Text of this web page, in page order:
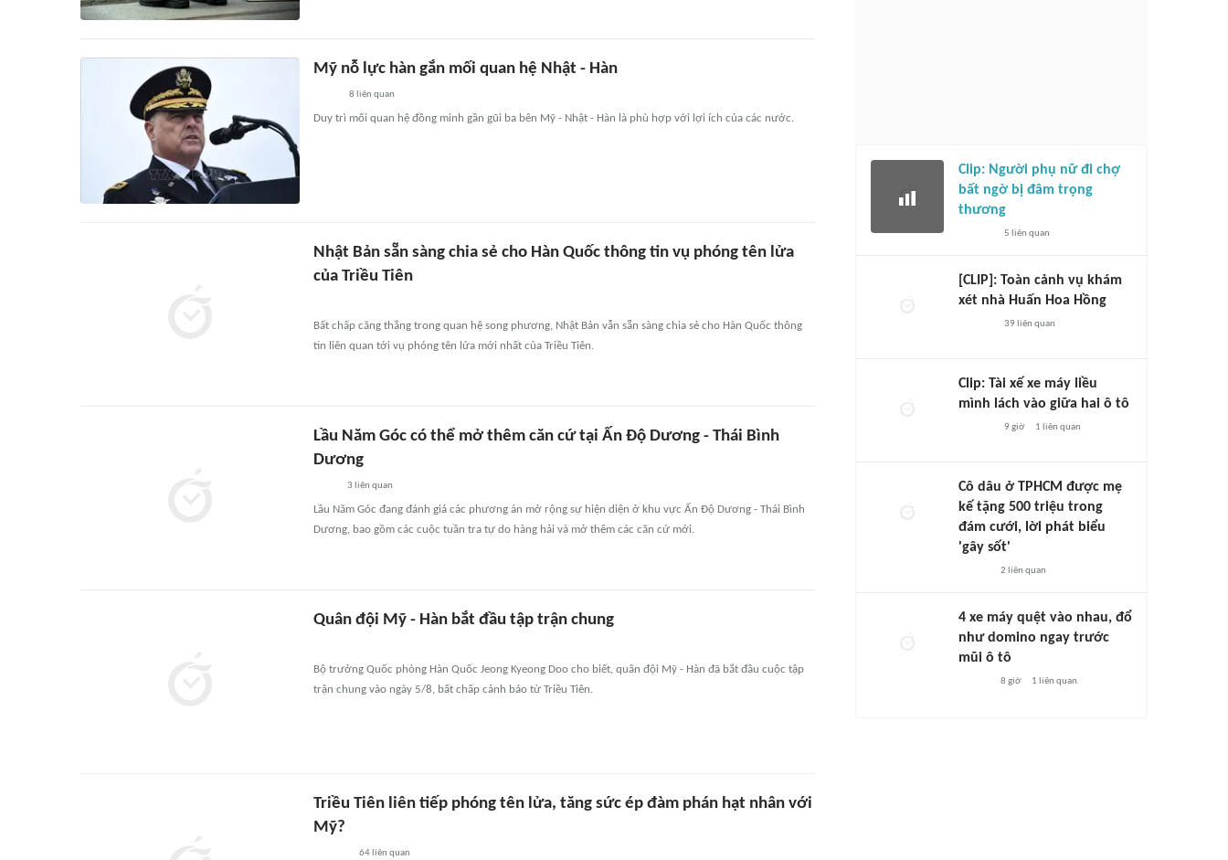
Mỹ nỗ lực hàn gắn mối quan hệ Nhật - Hàn
8 liên quan
Duy trì mối quan hệ đồng minh gần gũi ba bên Mỹ - Nhật - Hàn là phù hợp với lợi ích của các nước.
Nhật Bản sẵn sàng chia sẻ cho Hàn Quốc thông tin vụ phóng tên lửa
của Triều Tiên
Bất chấp căng thẳng trong quan hệ song phương, Nhật Bản vẫn sẵn sàng chia sẻ cho Hàn Quốc thông
tin liên quan tới vụ phóng tên lửa mới nhất của Triều Tiên.
Lầu Năm Góc có thể mở thêm căn cứ tại Ấn Độ Dương - Thái Bình
Dương
3 liên quan
Lầu Năm Góc đang đánh giá các phương án mở rộng sự hiện diện ở khu vực Ấn Độ Dương - Thái Bình
Dương, bao gồm các cuộc tuần tra tự do hàng hải và mở thêm các căn cứ mới.
Quân đội Mỹ - Hàn bắt đầu tập trận chung
Bộ trưởng Quốc phòng Hàn Quốc Jeong Kyeong Doo cho biết, quân đội Mỹ - Hàn đã bắt đầu cuộc tập
trận chung vào ngày 5/8, bất chấp cảnh báo từ Triều Tiên.
Triều Tiên liên tiếp phóng tên lửa, tăng sức ép đàm phán hạt nhân với
Mỹ?
64liên quan
Clip: Người phụ nữ đi chợ
bất ngờ bị đâm trọng
thương
5 liên quan
[CLIP]: Toàn cảnh vụ khám
xét nhà Huấn Hoa Hồng
39 liên quan
Clip: Tài xế xe máy liều
mình lách vào giữa hai ô tô
9 giờ 1 liên quan
Cô dâu ở TPHCM được mẹ
kế tặng 500 triệu trong
đám cưới, lời phát biểu
'gây sốt'
2 liên quan
4 xe máy quệt vào nhau, đổ
như domino ngay trước
mũi ô tô
8 giờ 1 liên quan